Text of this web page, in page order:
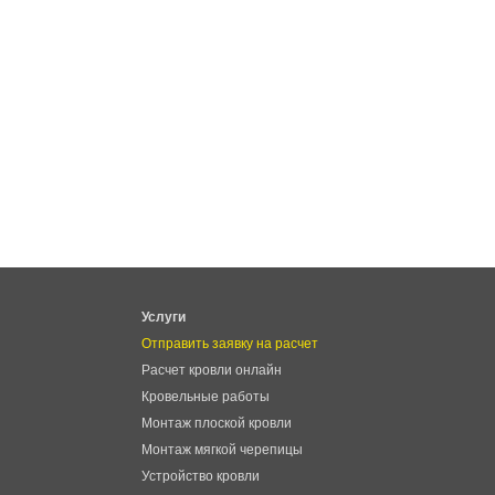
Услуги
Отправить заявку на расчет
Расчет кровли онлайн
Кровельные работы
Монтаж плоской кровли
Монтаж мягкой черепицы
Устройство кровли